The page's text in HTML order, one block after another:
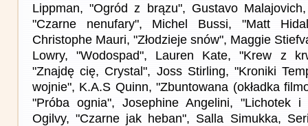
Lippman, "Ogród z brązu", Gustavo
"Czarne nenufary", Michel Bussi, "Matt
Christophe Mauri, "Złodzieje snów", Maggie
Lowry, "Wodospad", Lauren Kate, "Krew z
"Znajdę cię, Crystal", Joss Stirling, "Kroniki
wojnie", K.A.S Quinn, "Zbuntowana (okładka
"Próba ognia", Josephine Angelini, "Lichotek i
Ogilvy, "Czarne jak heban", Salla Simukka,